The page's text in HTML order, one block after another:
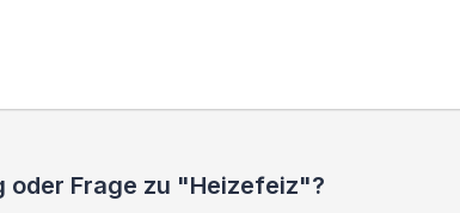
oder Frage zu "Heizefeiz"?